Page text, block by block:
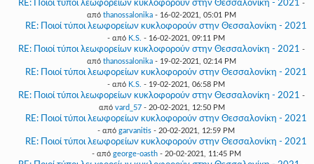
RE: Ποιοί τύποι λεωφορείων κυκλοφορούν στην Θεσσαλονίκη - 2021 -
από thanossalonika - 16-02-2021, 05:01 PM
RE: Ποιοί τύποι λεωφορείων κυκλοφορούν στην Θεσσαλονίκη - 2021
- από K.S. - 16-02-2021, 09:11 PM
RE: Ποιοί τύποι λεωφορείων κυκλοφορούν στην Θεσσαλονίκη - 2021 -
από thanossalonika - 19-02-2021, 02:14 PM
RE: Ποιοί τύποι λεωφορείων κυκλοφορούν στην Θεσσαλονίκη - 2021
- από K.S. - 19-02-2021, 06:58 PM
RE: Ποιοί τύποι λεωφορείων κυκλοφορούν στην Θεσσαλονίκη - 2021 -
από vard_57- 20-02-2021, 12:50 PM
RE: Ποιοί τύποι λεωφορείων κυκλοφορούν στην Θεσσαλονίκη - 2021
- από garvanitis - 20-02-2021, 12:59 PM
RE: Ποιοί τύποι λεωφορείων κυκλοφορούν στην Θεσσαλονίκη - 2021
- από george-oasth- 20-02-2021, 11:45 PM